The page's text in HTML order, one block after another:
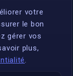
votre
le bon
gérer vos
plus,
.